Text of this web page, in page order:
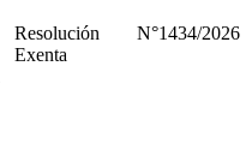
Resolución
Exenta
N°1434/2026